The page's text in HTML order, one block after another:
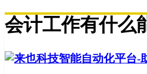
会计工作有什么